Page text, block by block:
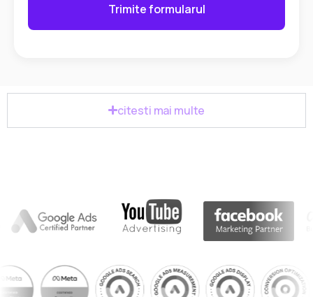
Trimite formularul
citesti mai multe